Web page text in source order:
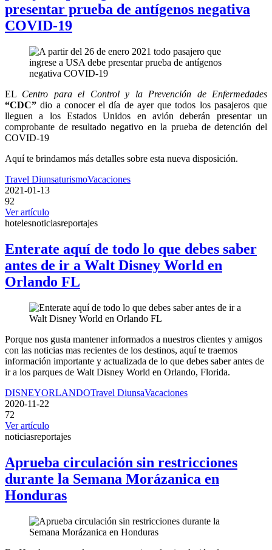
presentar prueba de antígenos negativa
COVID-19
EL Centro para el Control y la Prevención de Enfermedades
“CDC”dio a conocer el día de ayer que todos los pasajeros que
lleguen a los Estados Unidos en avión deberán presentar un
comprobante de resultado negativo en la prueba de detención del
COVID-19
Aquí te brindamos más detalles sobre esta nueva disposición.
Travel DiunsaturismoVacaciones
2021-01-13
92
Ver artículo
hotelesnoticiasreportajes
Enterate aquí de todo lo que debes saber
antes de ir a Walt Disney World en
Orlando FL
Porque nos gusta mantener informados a nuestros clientes y amigos
con las noticias mas recientes de los destinos, aquí te traemos
información importante y actualizada de lo que debes saber antes de
ir a los parques de Walt Disney World en Orlando, Florida.
DISNEYORLANDOTravel DiunsaVacaciones
2020-11-22
72
Ver artículo
noticiasreportajes
Aprueba circulación sin restricciones
durante la Semana Morázanica en
Honduras